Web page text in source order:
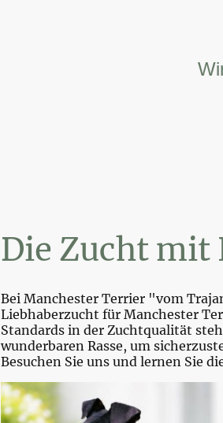
Wir
Die Zucht mit
Bei Manchester Terrier "vom
Liebhaberzucht für Manchester
Standards in der Zuchtqualität
wunderbaren Rasse, um
Besuchen Sie uns und lernen Sie